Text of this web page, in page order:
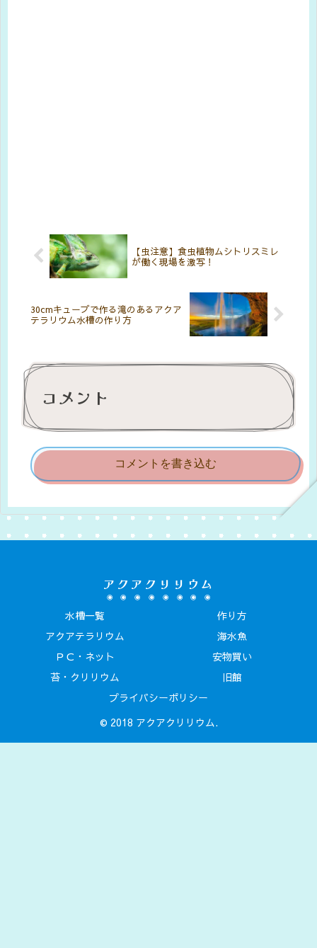
【虫注意】食虫植物ムシトリスミレ
が働く現場を激写！
30cmキューブで作る滝のあるアクア
テラリウム水槽の作り方
コメント
コメントを書き込む
アクアクリリウム
水槽一覧
作り方
アクアテラリウム
海水魚
ＰＣ・ネット
安物買い
苔・クリリウム
旧館
プライバシーポリシー
© 2018 アクアクリリウム.